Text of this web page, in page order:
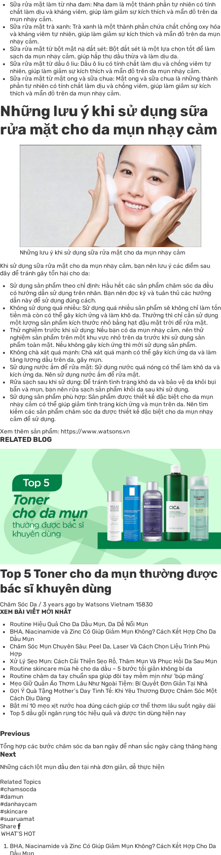
Sữa rửa mặt làm từ nha đam: Nha đam là một thành phần tự nhiên có tính
chất làm dịu và kháng viêm, giúp làm giảm sự kích thích và mẩn đỏ trên da
mụn nhạy cảm.
Sữa rửa mặt trà xanh: Trà xanh là một thành phần chứa chất chống oxy hóa
và kháng viêm tự nhiên, giúp làm giảm sự kích thích và mẩn đỏ trên da mụn
nhạy cảm.
Sữa rửa mặt từ bột mặt nạ đất sét: Bột đất sét là một lựa chọn tốt để làm
sạch da mụn nhạy cảm, giúp hấp thụ dầu thừa và làm dịu da.
Sữa rửa mặt từ dầu ô liu: Dầu ô liu có tính chất làm dịu và chống viêm tự
nhiên, giúp làm giảm sự kích thích và mẩn đỏ trên da mụn nhạy cảm.
Sữa rửa mặt từ mật ong và sữa chua: Mật ong và sữa chua là những thành
phần tự nhiên có tính chất làm dịu và chống viêm, giúp làm giảm sự kích
thích và mẩn đỏ trên da mụn nhạy cảm.
Những lưu ý khi sử dụng sữa
rửa mặt cho da mụn nhạy cảm
Những lưu ý khi sử dụng sữa rửa mặt cho da mụn nhạy cảm
Khi sử dụng sữa rửa mặt cho da mụn nhạy cảm, bạn nên lưu ý các điểm sau
đây để tránh gây tổn hại cho da:
Sử dụng sản phẩm theo chỉ định: Hầu hết các sản phẩm chăm sóc da đều
có hướng dẫn sử dụng trên nhãn. Bạn nên đọc kỹ và tuân thủ các hướng
dẫn này để sử dụng đúng cách.
Không sử dụng quá nhiều: Sử dụng quá nhiều sản phẩm sẽ không chỉ làm tốn
tiền mà còn có thể gây kích ứng và làm khô da. Thường thì chỉ cần sử dụng
một lượng sản phẩm kích thước nhỏ bằng hạt đậu mặt trời để rửa mặt.
Thử nghiệm trước khi sử dụng: Nếu bạn có da mụn nhạy cảm, nên thử
nghiệm sản phẩm trên một khu vực nhỏ trên da trước khi sử dụng sản
phẩm toàn mặt. Nếu không gây kích ứng thì mới sử dụng sản phẩm.
Không chà xát quá mạnh: Chà xát quá mạnh có thể gây kích ứng da và làm
tăng lượng dầu trên da, gây mụn.
Sử dụng nước ấm để rửa mặt: Sử dụng nước quá nóng có thể làm khô da và
kích ứng da. Nên sử dụng nước ấm để rửa mặt.
Rửa sạch sau khi sử dụng: Để tránh tình trạng khô da và bảo vệ da khỏi bụi
bẩn và mụn, bạn nên rửa sạch sản phẩm khỏi da sau khi sử dụng.
Sử dụng sản phẩm phù hợp: Sản phẩm được thiết kế đặc biệt cho da mụn
nhạy cảm có thể giúp giảm tình trạng kích ứng và mụn trên da. Nên tìm
kiếm các sản phẩm chăm sóc da được thiết kế đặc biệt cho da mụn nhạy
cảm để sử dụng.
Xem thêm sản phẩm: https://www.watsons.vn
RELATED BLOG
Top 5 Toner cho da mụn thường được
bác sĩ khuyên dùng
Chăm Sóc Da / 3 years ago by Watsons Vietnam 15830
XEM BÀI VIẾT MỚI NHẤT
Routine Hiệu Quả Cho Da Dầu Mụn, Da Dễ Nổi Mụn
BHA, Niacinamide và Zinc Có Giúp Giảm Mụn Không? Cách Kết Hợp Cho Da
Dầu Mụn
Chăm Sóc Mụn Chuyên Sâu: Peel Da, Laser Và Cách Chọn Liệu Trình Phù
Hợp
Xử Lý Sẹo Mụn: Cách Cải Thiện Sẹo Rỗ, Thâm Mụn Và Phục Hồi Da Sau Mụn
Routine skincare mùa hè cho da dầu – 5 bước tối giản không bí da
Routine chăm da tay chuẩn spa giúp đôi tay mềm mịn như ‘búp măng’
Mẹo Giữ Quần Áo Thơm Lâu Như Ngoài Tiệm: Bí Quyết Đơn Giản Tại Nhà
Gợi Ý Quà Tặng Mother’s Day Tinh Tế: Khi Yêu Thương Được Chăm Sóc Một
Cách Dịu Dàng
Bật mí 10 mẹo xịt nước hoa đúng cách giúp cơ thể thơm lâu suốt ngày dài
Top 5 dầu gội ngăn rụng tóc hiệu quả và được tin dùng hiện nay
Previous
Tổng hợp các bước chăm sóc da ban ngày để nhan sắc ngày càng thăng hạng
Next
Những cách lột mụn đầu đen tại nhà đơn giản, dễ thực hiện
Related Topics
#chamsocda
#damun
#danhaycam
#skincare
#suaruamat
Share
WHAT’S HOT
BHA, Niacinamide và Zinc Có Giúp Giảm Mụn Không? Cách Kết Hợp Cho Da
Dầu Mụn